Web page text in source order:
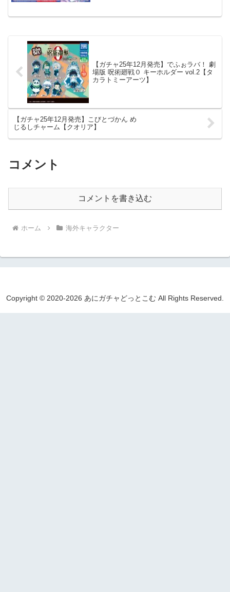
【ガチャ25年12月発売】でふぉラバ！ 劇
場版 呪術廻戦０ キーホルダー vol.2【タ
カラトミーアーツ】
【ガチャ25年12月発売】こびとづかん め
じるしチャーム【クオリア】
コメント
コメントを書き込む
ホーム 海外キャラクター
Copyright © 2020-2026 あにガチャどっとこむ All Rights Reserved.